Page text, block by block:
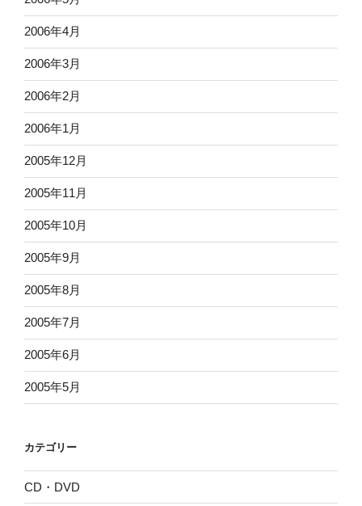
2006年4月
2006年3月
2006年2月
2006年1月
2005年12月
2005年11月
2005年10月
2005年9月
2005年8月
2005年7月
2005年6月
2005年5月
カテゴリー
CD・DVD